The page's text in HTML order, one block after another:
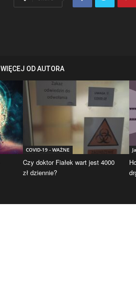
WIĘCEJ OD AUTORA
COVID-19 - WAŻNE
Czy doktor Fiałek wart jest 4000
zł dziennie?